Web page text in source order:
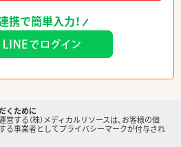
携で簡単入力！
くために
する（株）メディカルリソースは、お客様の個
る事業者としてプライバシーマークが付与され